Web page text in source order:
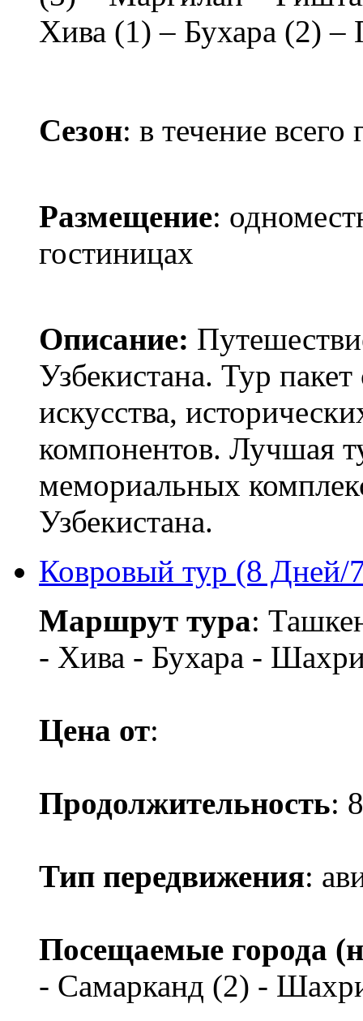
Хива (1) – Бухара (2) –
Сезон: в течение всего
Размещение:
гостиницах
Описание:
Узбекистана. Тур
искусства,
компонентов. Лучшая
мемориальных
Узбекистана.
Ковровый тур (8 Дней/
Маршрут тура:
- Хива - Бухара -
Цена от:
Продолжительность:
Тип передвижения:
Посещаемые города
- Самарканд (2) -